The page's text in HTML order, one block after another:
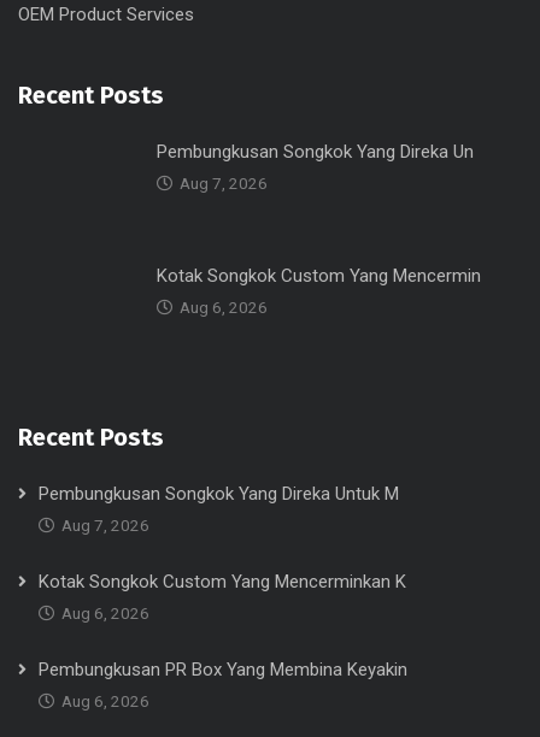
OEM Product Services
Recent Posts
Pembungkusan Songkok Yang Direka Un
Aug 7, 2026
Kotak Songkok Custom Yang Mencermin
Aug 6, 2026
Recent Posts
Pembungkusan Songkok Yang Direka Untuk M
Aug 7, 2026
Kotak Songkok Custom Yang Mencerminkan K
Aug 6, 2026
Pembungkusan PR Box Yang Membina Keyakin
Aug 6, 2026